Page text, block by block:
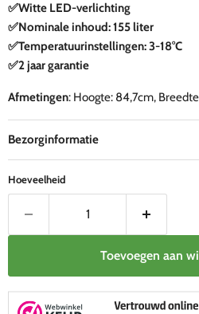
✅Witte LED-verlichting
✅Nominale inhoud: 155 liter
✅Temperatuurinstellingen: 3-18°C
✅2 jaar garantie
Afmetingen: Hoogte: 84,7cm,
Bezorginformatie
Hoeveelheid
Toevoegen aan